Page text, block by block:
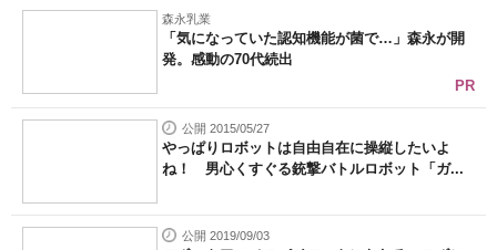
森永乳業
「気になっていた認知機能が菌で…」森永が開
発。感動の70代続出
PR
公開 2015/05/27
やっぱりロボットは自由自在に操縦したいよ
ね！ 男心くすぐる銃撃バトルロボット「ガ...
公開 2019/09/03